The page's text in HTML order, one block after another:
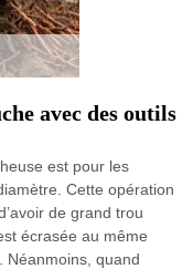
avec des outils
est pour les
Cette opération
de grand trou
écrasée au même
Néanmoins, quand